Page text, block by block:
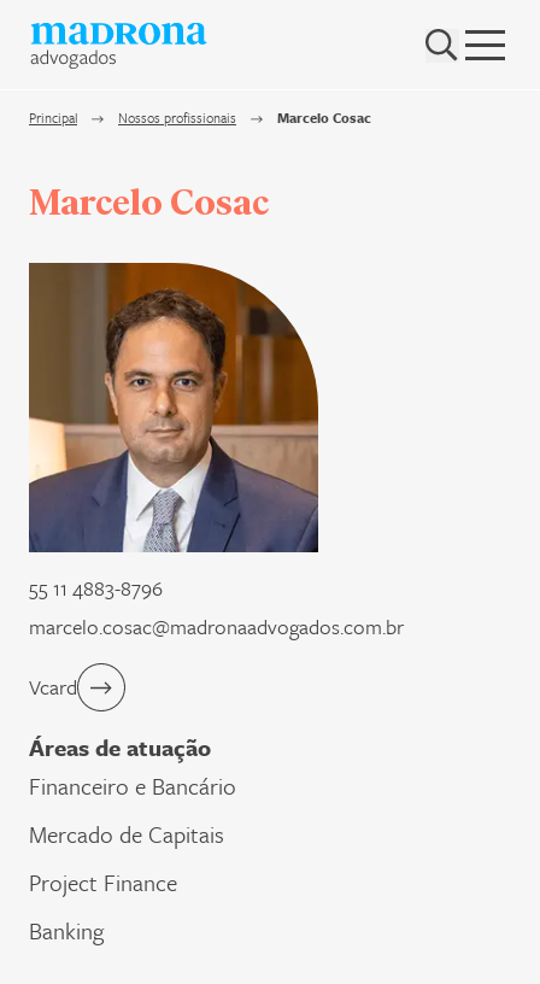
Nenhum resultado encontrado
Hub Madrona
Newsletter
Principal Nossos profissionais Marcelo Cosac
Marcelo Cosac
55 11 4883-8796
marcelo.cosac@madronaadvogados.com.br
Vcard
Áreas de atuação
Financeiro e Bancário
Mercado de Capitais
Project Finance
Banking